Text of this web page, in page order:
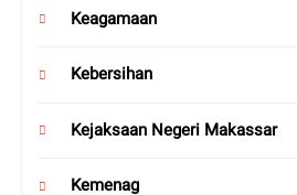
Keagamaan
Kebersihan
Kejaksaan Negeri Makassar
Kemenag